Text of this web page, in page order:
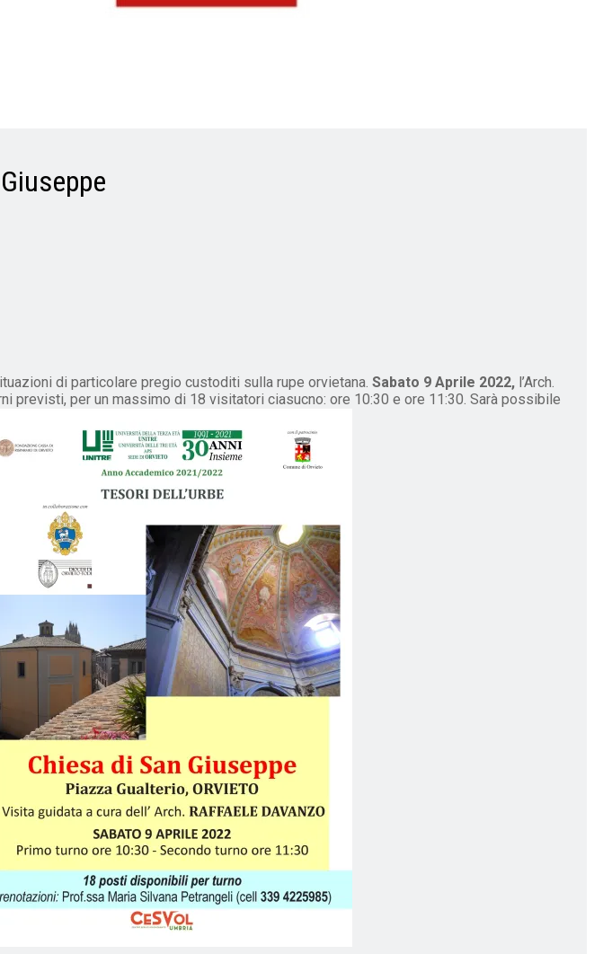
di particolare pregio custoditi sulla rupe orvietana. Sabato 9 Aprile 2022, l’Arch.
previsti, per un massimo di 18 visitatori ciasucno: ore 10:30 e ore 11:30. Sarà possibile